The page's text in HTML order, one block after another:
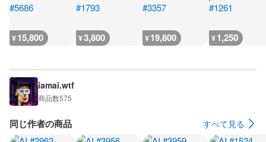
¥15,800 ¥3,800 ¥19,800 ¥1,250
iamai.wtf
商品数575
同じ作者の商品 すべて見る